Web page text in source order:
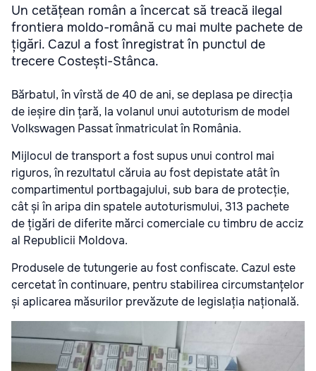
Un cetățean român a încercat să treacă ilegal
frontiera moldo-română cu mai multe pachete de
țigări. Cazul a fost înregistrat în punctul de
trecere Costești-Stânca.
Bărbatul, în vîrstă de 40 de ani, se deplasa pe direcția
de ieșire din țară, la volanul unui autoturism de model
Volkswagen Passat înmatriculat în România.
Mijlocul de transport a fost supus unui control mai
riguros, în rezultatul căruia au fost depistate atât în
compartimentul portbagajului, sub bara de protecție,
cât și în aripa din spatele autoturismului, 313 pachete
de țigări de diferite mărci comerciale cu timbru de acciz
al Republicii Moldova.
Produsele de tutungerie au fost confiscate. Cazul este
cercetat în continuare, pentru stabilirea circumstanțelor
și aplicarea măsurilor prevăzute de legislația națională.